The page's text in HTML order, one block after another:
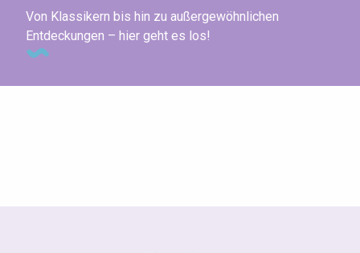
Von Klassikern bis hin zu außergewöhnlichen
Entdeckungen – hier geht es los!